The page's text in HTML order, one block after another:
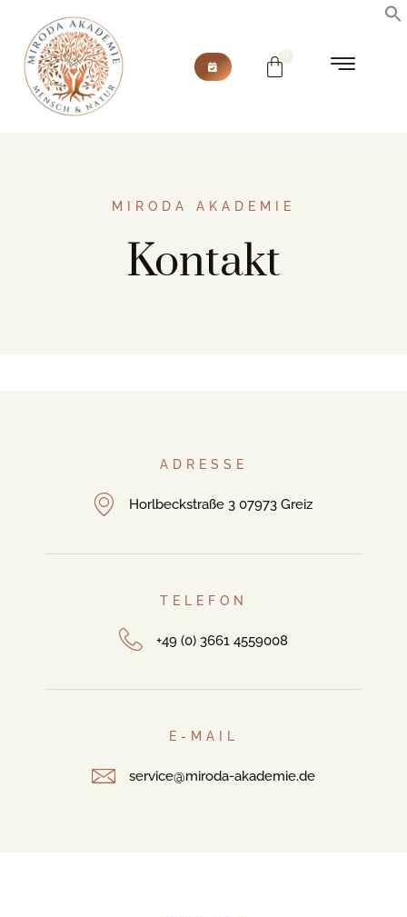
MIRODA AKADEMIE
Kontakt
ADRESSE
Horlbeckstraße 3 07973 Greiz
TELEFON
+49 (0) 3661 4559008
E-MAIL
service@miroda-akademie.de